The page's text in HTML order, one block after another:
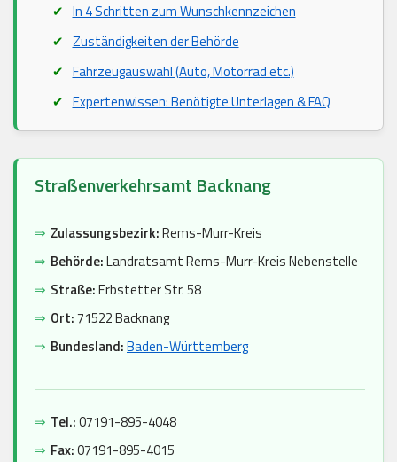
In 4 Schritten zum Wunschkennzeichen
Zuständigkeiten der Behörde
Fahrzeugauswahl (Auto, Motorrad etc.)
Expertenwissen: Benötigte Unterlagen & FAQ
Straßenverkehrsamt Backnang
⇒ Zulassungsbezirk:Rems-Murr-Kreis
⇒ Behörde:Landratsamt Rems-Murr-Kreis Nebenstelle
⇒ Straße:Erbstetter Str. 58
⇒ Ort:71522 Backnang
⇒ Bundesland:Baden-Württemberg
⇒ Tel.:07191-895-4048
⇒ Fax:07191-895-4015